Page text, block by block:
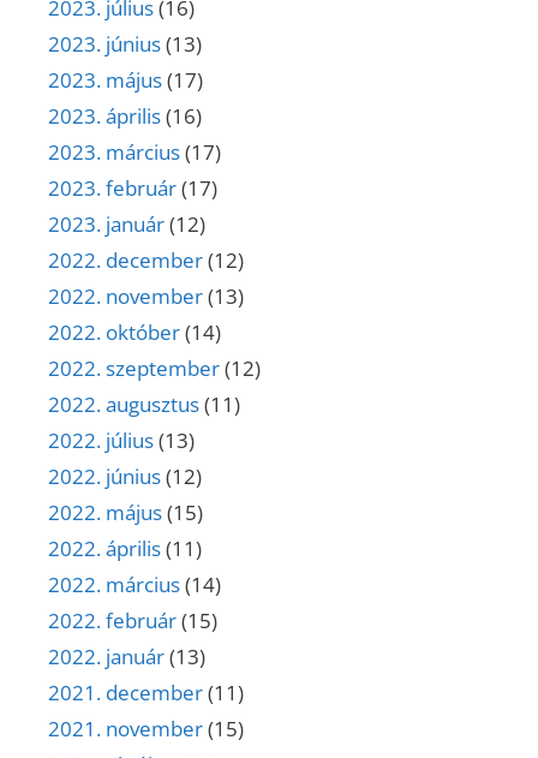
2023. július(16)
2023. június(13)
2023. május(17)
2023. április(16)
2023. március(17)
2023. február(17)
2023. január(12)
2022. december(12)
2022. november(13)
2022. október(14)
2022. szeptember(12)
2022. augusztus(11)
2022. július(13)
2022. június(12)
2022. május(15)
2022. április(11)
2022. március(14)
2022. február(15)
2022. január(13)
2021. december(11)
2021. november(15)